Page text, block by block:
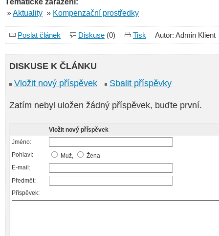
»Aktuality » Kompenzační prostředky
Poslat článek Diskuse (0) Tisk Autor: Admin Klient
DISKUSE K ČLÁNKU
Vložit nový příspěvek
Sbalit příspěvky
Zatím nebyl uložen žádný příspěvek, buďte první.
Vložit nový příspěvek
Jméno:
Pohlaví:
Muž,
Žena
E-mail:
Předmět:
Příspěvek: